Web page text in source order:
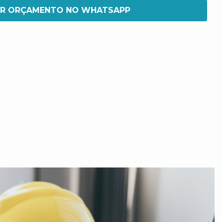
ORÇAMENTO NO WHATSAPP